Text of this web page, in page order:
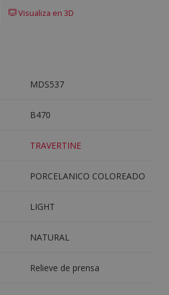
Visualiza en 3D
MDS537
B470
TRAVERTINE
PORCELANICO COLOREADO
LIGHT
NATURAL
Relieve de prensa